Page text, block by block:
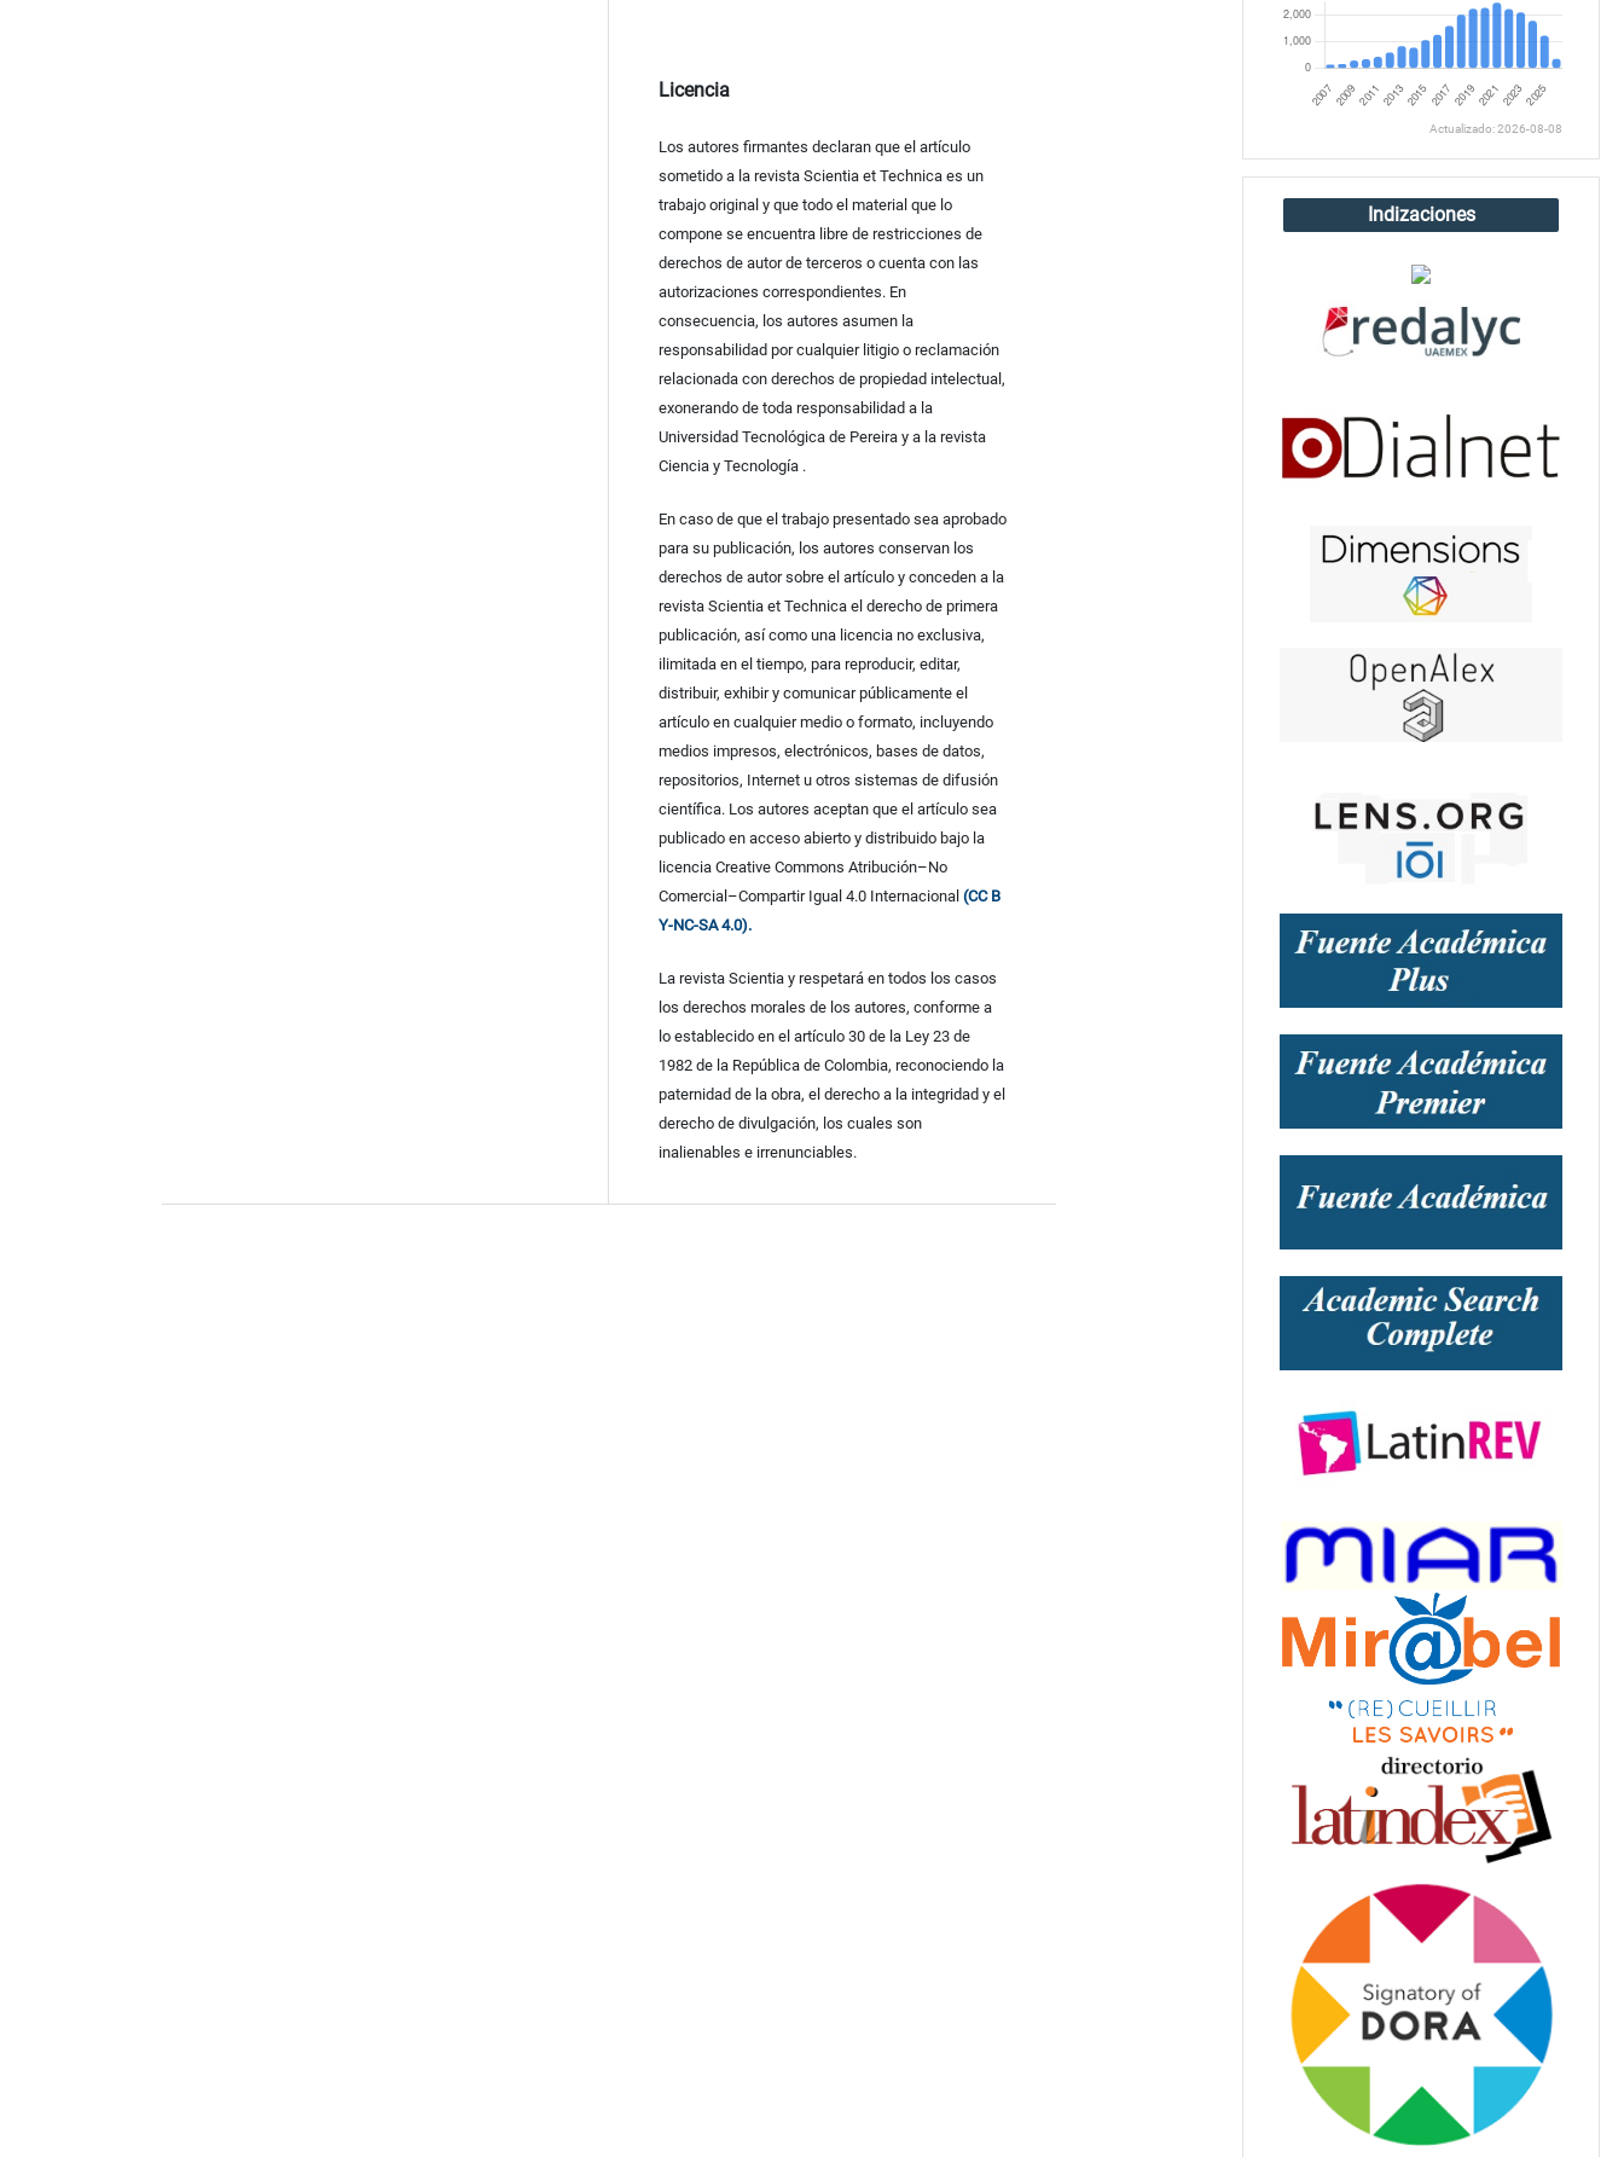
Licencia
Los autores firmantes declaran que el artículo
sometido a la revista Scientia et Technica es un
trabajo original y que todo el material que lo
compone se encuentra libre de restricciones de
derechos de autor de terceros o cuenta con las
autorizaciones correspondientes. En
consecuencia, los autores asumen la
responsabilidad por cualquier litigio o reclamación
relacionada con derechos de propiedad intelectual,
exonerando de toda responsabilidad a la
Universidad Tecnológica de Pereira y a la revista
Ciencia y Tecnología .
En caso de que el trabajo presentado sea aprobado
para su publicación, los autores conservan los
derechos de autor sobre el artículo y conceden a la
revista Scientia et Technica el derecho de primera
publicación, así como una licencia no exclusiva,
ilimitada en el tiempo, para reproducir, editar,
distribuir, exhibir y comunicar públicamente el
artículo en cualquier medio o formato, incluyendo
medios impresos, electrónicos, bases de datos,
repositorios, Internet u otros sistemas de difusión
científica. Los autores aceptan que el artículo sea
publicado en acceso abierto y distribuido bajo la
licencia Creative Commons Atribución–No
Comercial–Compartir Igual 4.0 Internacional (CC B
Y-NC-SA 4.0).
La revista Scientia y respetará en todos los casos
los derechos morales de los autores, conforme a
lo establecido en el artículo 30 de la Ley 23 de
1982 de la República de Colombia, reconociendo la
paternidad de la obra, el derecho a la integridad y el
derecho de divulgación, los cuales son
inalienables e irrenunciables.
Actualizado: 2026-08-08
Indizaciones